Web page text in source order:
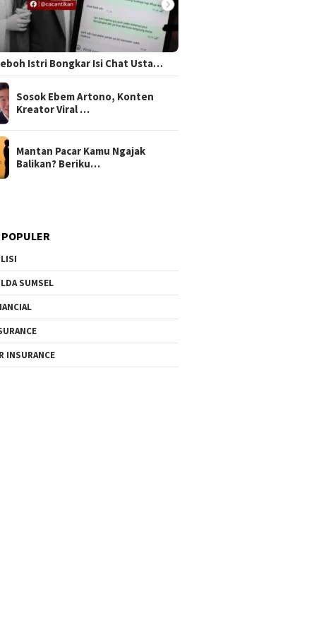
Istri Bongkar Isi Chat Usta…
Sosok Ebem Artono, Konten
Kreator Viral …
Mantan Pacar Kamu Ngajak
Balikan? Beriku…
SUMSEL
INSURANCE